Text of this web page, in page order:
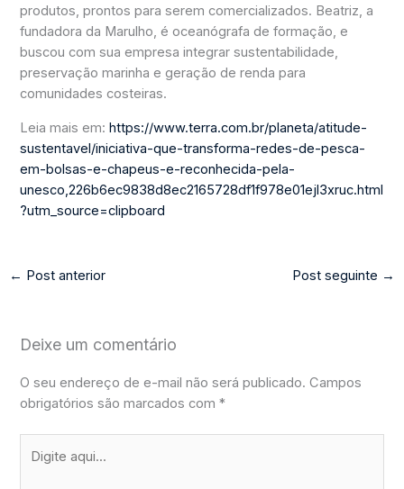
produtos, prontos para serem comercializados. Beatriz, a
fundadora da Marulho, é oceanógrafa de formação, e
buscou com sua empresa integrar sustentabilidade,
preservação marinha e geração de renda para
comunidades costeiras.
Leia mais em:https://www.terra.com.br/planeta/atitude-
sustentavel/iniciativa-que-transforma-redes-de-pesca-
em-bolsas-e-chapeus-e-reconhecida-pela-
unesco,226b6ec9838d8ec2165728df1f978e01ejl3xruc.html
?utm_source=clipboard
← Post anterior Post seguinte →
Deixe um comentário
O seu endereço de e-mail não será publicado. Campos
obrigatórios são marcados com*
aqui...